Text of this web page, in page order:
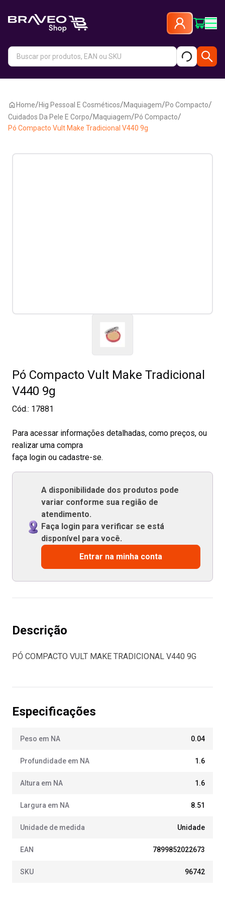
Home/Hig Pessoal E Cosméticos/Maquiagem/Po Compacto/
Cuidados Da Pele E Corpo/Maquiagem/Pó Compacto/
Pó Compacto Vult Make Tradicional V440 9g
Pó Compacto Vult Make Tradicional
V440 9g
Cód.: 17881
Para acessar informações detalhadas, como preços, ou
realizar uma compra
faça login ou cadastre-se.
A disponibilidade dos produtos pode
variar conforme sua região de
atendimento.
Faça login para verificar se está
disponível para você.
Entrar na minha conta
Descrição
PÓ COMPACTO VULT MAKE TRADICIONAL V440 9G
Especificações
Peso em NA 0.04
Profundidade em NA 1.6
Altura em NA 1.6
Largura em NA 8.51
Unidade de medida Unidade
EAN 7899852022673
SKU 96742